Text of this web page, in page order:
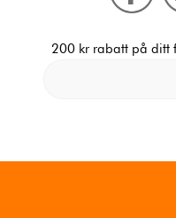
200 kr rabatt på ditt